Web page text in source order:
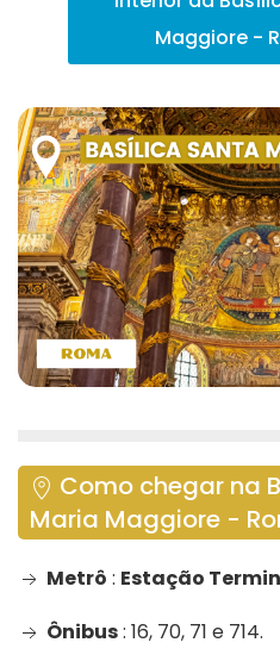
Maggiore -
Como chegar na
Maria Maggiore -
Metrô : Estação
Ônibus: 16, 70, 71 e 714.